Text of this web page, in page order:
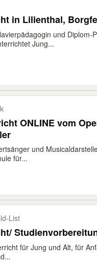
in Lilienthal,
und Diplom-
Jung...
ONLINE vom
und
für...
​List
für Jung und Alt, für